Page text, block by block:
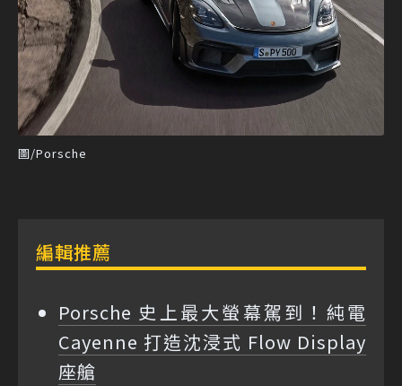
圖/Porsche
編輯推薦
Porsche 史上最大螢幕駕到！純電
Cayenne 打造沈浸式 Flow Display
座艙